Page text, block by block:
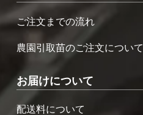
ご注文までの流れ
農園引取苗のご注文について
お届けについて
配送料について